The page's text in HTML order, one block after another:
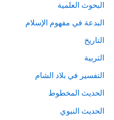
البحوث العلمية
البدعة في مفهوم الإسلام
التاريخ
التربية
التفسير في بلاد الشام
الحديث المخطوط
الحديث النبوي